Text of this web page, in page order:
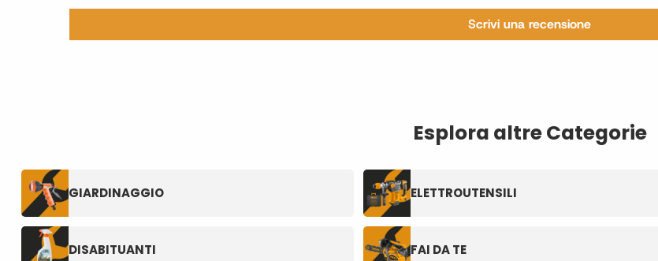
Scrivi una recensione
Esplora altre Categorie
GIARDINAGGIO ELETTROUTENSILI
DISABITUANTI FAI DA TE